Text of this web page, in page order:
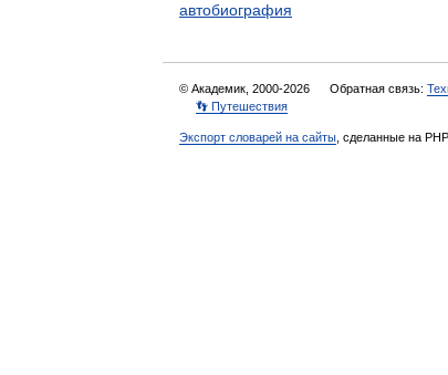
автобиография
© Академик, 2000-2026 Обратная связь:
👣 Путешествия
Экспорт словарей на сайты , сделанные на PHP,